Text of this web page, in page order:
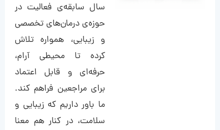
سال سابقه‌ی فعالیت در
حوزه‌ی درمان‌های تخصصی
و زیبایی، همواره تلاش
کرده تا محیطی آرام،
حرفه‌ای و قابل اعتماد
برای مراجعین فراهم کند.
ما باور داریم که زیبایی و
سلامت، در کنار هم معنا